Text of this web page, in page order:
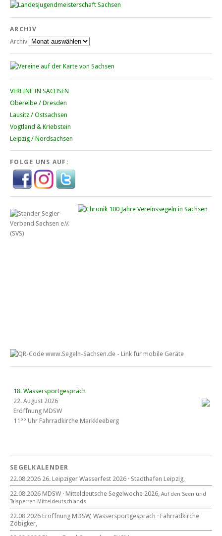
ARCHIV
Archiv
VEREINE IN SACHSEN
Oberelbe / Dresden
Lausitz / Ostsachsen
Vogtland & Kriebstein
Leipzig / Nordsachsen
FOLGE UNS AUF:
18. Wassersportgespräch
22. August 2026
Eröffnung MDSW
11°° Uhr Fahrrad­kirche Markkleeberg
22. August 2026
beim CYCM
für alle Segler am See
Mitteldeutsche Segelwoche
22. – 30. August 2026 in Sachsen · Thüringen · Sachsen Anhalt
SEGELKALENDER
22.08.2026 26. Leipziger Wasserfest 2026 · Stadthafen Leipzig,
22.08.2026 MDSW · Mitteldeutsche Segelwoche 2026, Auf den Seen und
Tal­sperren Mittel­deut­sch­lands
22.08.2026 Eröffnung MDSW, Wassersportgespräch · Fahrradkirche
Zöbigker,